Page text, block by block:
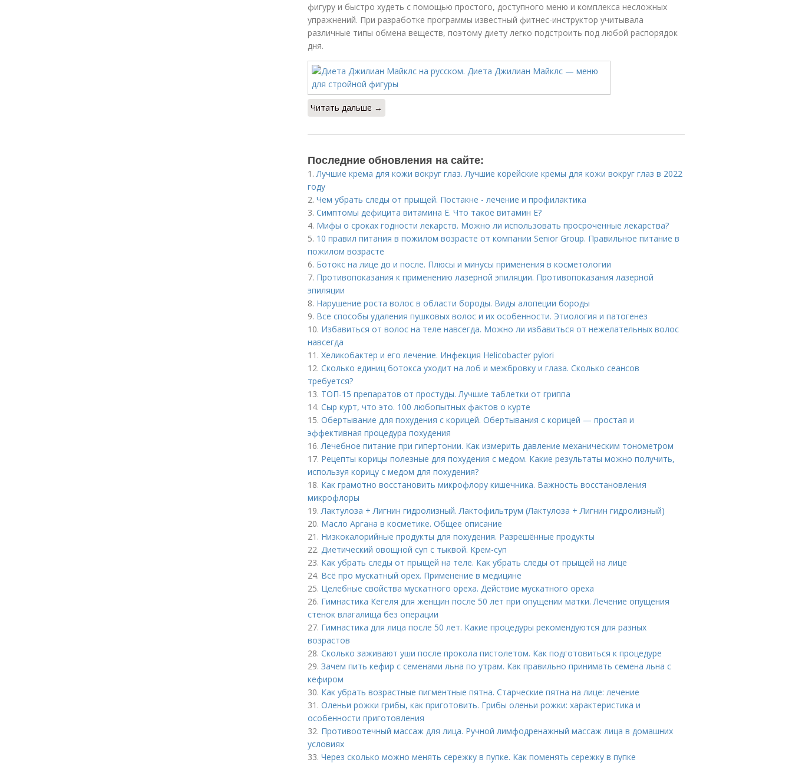
фигуру и быстро худеть с помощью простого, доступного меню и комплекса несложных
упражнений. При разработке программы известный фитнес-инструктор учитывала
различные типы обмена веществ, поэтому диету легко подстроить под любой распорядок
дня.
Читать дальше →
Последние обновления на сайте:
1.Лучшие крема для кожи вокруг глаз. Лучшие корейские кремы для кожи вокруг глаз в 2022
году
2. Чем убрать следы от прыщей. Постакне - лечение и профилактика
3. Симптомы дефицита витамина E. Что такое витамин Е?
4. Мифы о сроках годности лекарств. Можно ли использовать просроченные лекарства?
5. 10 правил питания в пожилом возрасте от компании Senior Group. Правильное питание в
пожилом возрасте
6. Ботокс на лице до и после. Плюсы и минусы применения в косметологии
7. Противопоказания к применению лазерной эпиляции. Противопоказания лазерной
эпиляции
8. Нарушение роста волос в области бороды. Виды алопеции бороды
9. Все способы удаления пушковых волос и их особенности. Этиология и патогенез
10. Избавиться от волос на теле навсегда. Можно ли избавиться от нежелательных волос
навсегда
11. Хеликобактер и его лечение. Инфекция Helicobacter pylori
12. Сколько единиц ботокса уходит на лоб и межбровку и глаза. Сколько сеансов
требуется?
13. ТОП-15 препаратов от простуды. Лучшие таблетки от гриппа
14. Сыр курт, что это. 100 любопытных фактов о курте
15. Обертывание для похудения с корицей. Обертывания с корицей — простая и
эффективная процедура похудения
16.Лечебное питание при гипертонии. Как измерить давление механическим тонометром
17. Рецепты корицы полезные для похудения с медом. Какие результаты можно получить,
используя корицу с медом для похудения?
18. Как грамотно восстановить микрофлору кишечника. Важность восстановления
микрофлоры
19.Лактулоза + Лигнин гидролизный. Лактофильтрум (Лактулоза + Лигнин гидролизный)
20. Масло Аргана в косметике. Общее описание
21. Низкокалорийные продукты для похудения. Разрешённые продукты
22. Диетический овощной суп с тыквой. Крем-суп
23. Как убрать следы от прыщей на теле. Как убрать следы от прыщей на лице
24. Всё про мускатный орех. Применение в медицине
25. Целебные свойства мускатного ореха. Действие мускатного ореха
26. Гимнастика Кегеля для женщин после 50 лет при опущении матки. Лечение опущения
стенок влагалища без операции
27. Гимнастика для лица после 50 лет. Какие процедуры рекомендуются для разных
возрастов
28. Сколько заживают уши после прокола пистолетом. Как подготовиться к процедуре
29. Зачем пить кефир с семенами льна по утрам. Как правильно принимать семена льна с
кефиром
30. Как убрать возрастные пигментные пятна. Старческие пятна на лице: лечение
31. Оленьи рожки грибы, как приготовить. Грибы оленьи рожки: характеристика и
особенности приготовления
32. Противоотечный массаж для лица. Ручной лимфодренажный массаж лица в домашних
условиях
33. Через сколько можно менять сережку в пупке. Как поменять сережку в пупке